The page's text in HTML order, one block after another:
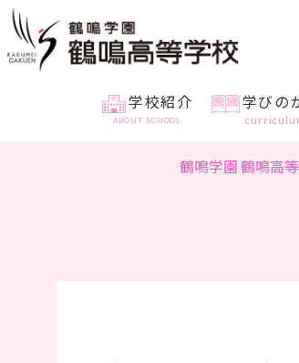
学校紹介
ABOUT SCHOOL
学びの
鶴鳴学園 鶴鳴高